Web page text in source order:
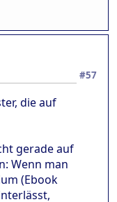
#57
die auf
gerade auf
Wenn man
(Ebook